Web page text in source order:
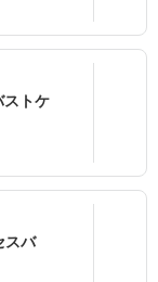
ストケ
スバ